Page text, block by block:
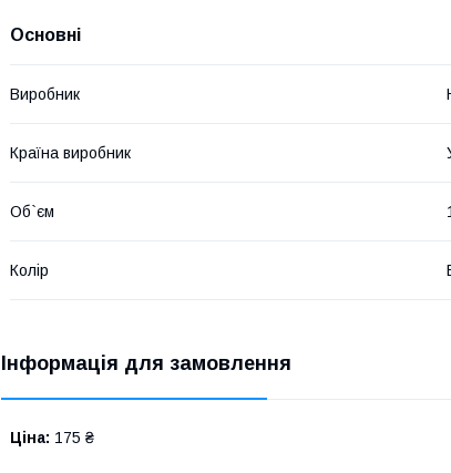
Основні
Виробник
Країна виробник
Об`єм
Колір
Інформація для замовлення
Ціна: 175 ₴